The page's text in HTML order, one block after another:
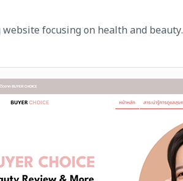
focusing on health and beauty.